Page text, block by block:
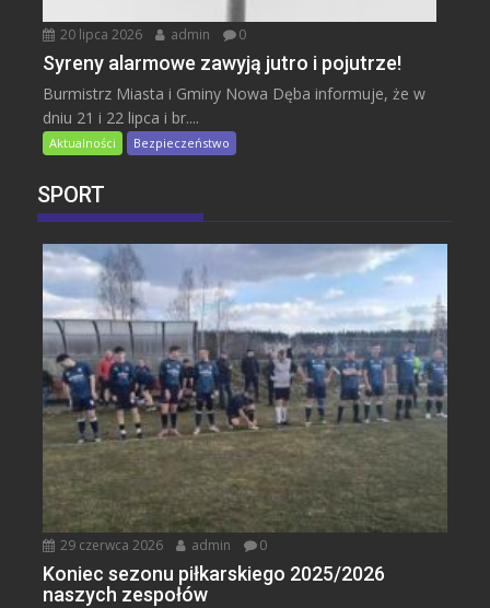
20 lipca 2026 admin 0
Syreny alarmowe zawyją jutro i pojutrze!
Burmistrz Miasta i Gminy Nowa Dęba informuje, że w
dniu 21 i 22 lipca i br....
Aktualności Bezpieczeństwo
SPORT
29 czerwca 2026 admin 0
Koniec sezonu piłkarskiego 2025/2026
naszych zespołów